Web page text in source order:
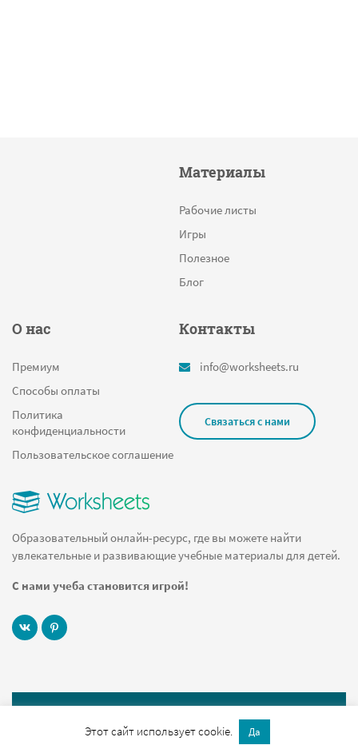
Образовательный онлайн-ресурс, где вы можете найти
увлекательные и развивающие учебные материалы для детей.
С нами учеба становится игрой!
Материалы
Рабочие листы
Игры
Полезное
Блог
О нас
Премиум
Способы оплаты
Политика
конфиденциальности
Пользовательское соглашение
Контакты
info@worksheets.ru
Связаться с нами
© 2019 Worksheets.ru Все права защищены
Этот сайт использует cookie. Да